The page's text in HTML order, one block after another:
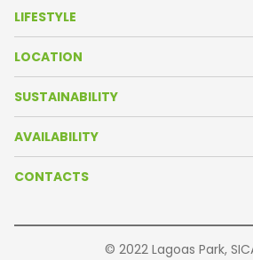
About Us
Life in the Park
Resident Companies
Our Partners
LIFESTYLE
News
Agenda
LOCATION
Park Map
Oeiras Valley
SUSTAINABILITY
AVAILABILITY
Brochure
CONTACTS
© 2022 Lagoas Park,